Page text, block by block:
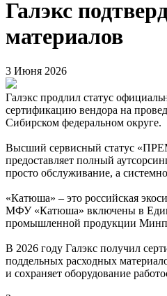
Галэкс
материалов
3 Июня 2026
Галэкс продлил статус
сертификацию вендора на
Сибирском федеральном округе.
Высший сервисный статус
предоставляет полный
просто обслуживание, а
«Катюша» – это российская
МФУ «Катюша» включены в
промышленной продукции
В 2026 году Галэкс получил
поддельных расходных
и сохраняет оборудование